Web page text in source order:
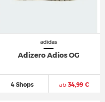
adidas
Adizero Adios OG
4 Shops ab 34,99 €